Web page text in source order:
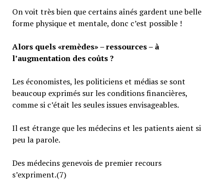
On voit très bien que certains aînés gardent une belle
forme physique et mentale, donc c’est possible !
Alors quels «remèdes» – ressources – à
l’augmentation des coûts ?
Les économistes, les politiciens et médias se sont
beaucoup exprimés sur les conditions financières,
comme si c’était les seules issues envisageables.
Il est étrange que les médecins et les patients aient si
peu la parole.
Des médecins genevois de premier recours
s’expriment.(7)